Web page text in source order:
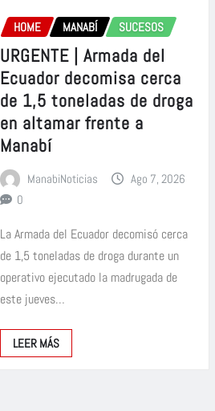
HOME MANABÍ SUCESOS
URGENTE | Armada del
Ecuador decomisa cerca
de 1,5 toneladas de droga
en altamar frente a
Manabí
ManabiNoticias
Ago 7, 2026
0
La Armada del Ecuador decomisó cerca
de 1,5 toneladas de droga durante un
operativo ejecutado la madrugada de
este jueves…
LEER MÁS